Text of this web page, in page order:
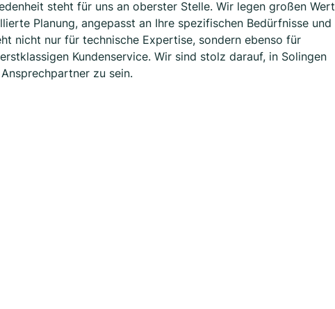
steht für uns an oberster Stelle. Wir legen großen Wert
Planung, angepasst an Ihre spezifischen Bedürfnisse und
nicht nur für technische Expertise, sondern ebenso für
Kundenservice. Wir sind stolz darauf, in Solingen
zu sein.